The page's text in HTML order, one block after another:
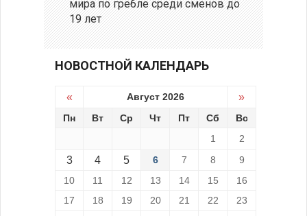
мира по гребле среди сменов до
19 лет
НОВОСТНОЙ КАЛЕНДАРЬ
« Август 2026 »
Пн Вт Ср Чт Пт Сб
Вс
1
2
3 4 5 6 7 8
9
10
11 12 13 14 15
16
17
18 19 20 21 22
23